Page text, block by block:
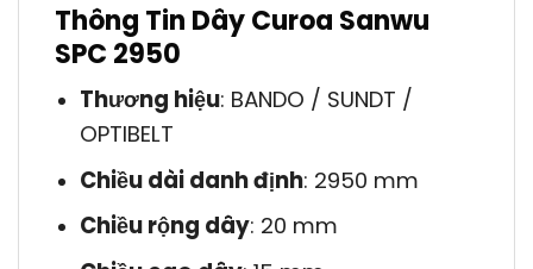
Thông Tin Dây Curoa Sanwu
SPC 2950
Thương hiệu: BANDO / SUNDT /
OPTIBELT
Chiều dài danh định: 2950 mm
Chiều rộng dây: 20 mm